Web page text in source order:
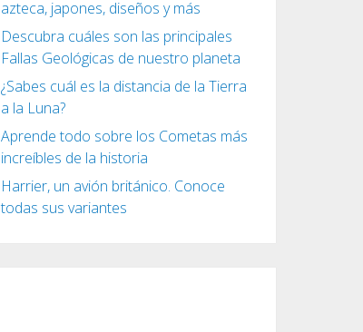
azteca, japones, diseños y más
Descubra cuáles son las principales
Fallas Geológicas de nuestro planeta
¿Sabes cuál es la distancia de la Tierra
a la Luna?
Aprende todo sobre los Cometas más
increíbles de la historia
Harrier, un avión británico. Conoce
todas sus variantes